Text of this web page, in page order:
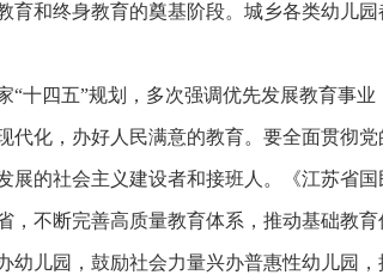
育和终身教育的奠基阶段。城乡各类幼儿
十四五”规划，多次强调优先发展教育事
代化，办好人民满意的教育。要全面贯彻
的社会主义建设者和接班人。《江苏省
不断完善高质量教育体系，推动基础教
儿园，鼓励社会力量兴办普惠性幼儿园